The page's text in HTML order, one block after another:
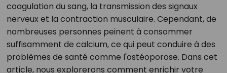
coagulation du sang, la transmission des signaux
nerveux et la contraction musculaire. Cependant, de
nombreuses personnes peinent à consommer
suffisamment de calcium, ce qui peut conduire à des
problèmes de santé comme l'ostéoporose. Dans cet
article, nous explorerons comment enrichir votre